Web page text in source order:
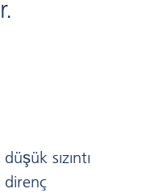
sızıntı
direnç